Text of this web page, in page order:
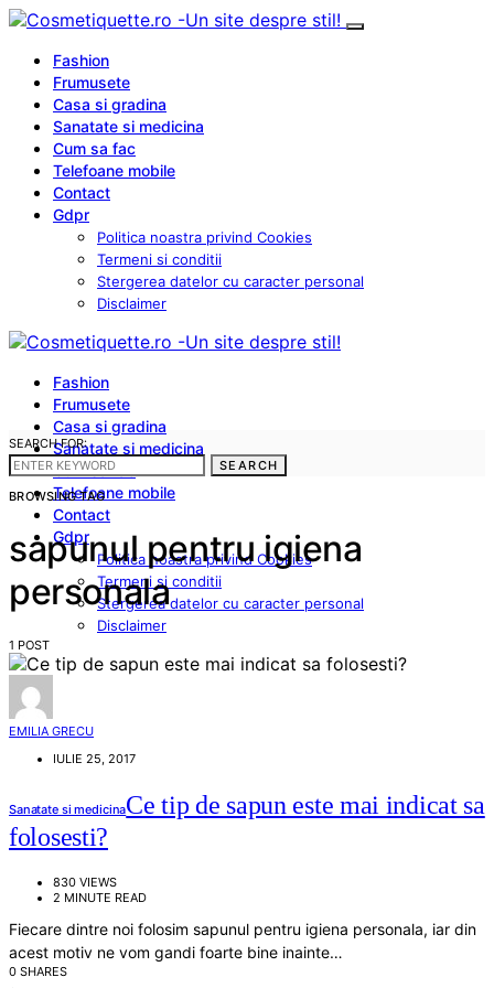
Fashion
Frumusete
Casa si gradina
Sanatate si medicina
Cum sa fac
Telefoane mobile
Contact
Gdpr
Politica noastra privind Cookies
Termeni si conditii
Stergerea datelor cu caracter personal
Disclaimer
Fashion
Frumusete
Casa si gradina
Sanatate si medicina
Cum sa fac
Telefoane mobile
Contact
Gdpr
Politica noastra privind Cookies
Termeni si conditii
Stergerea datelor cu caracter personal
Disclaimer
SEARCH FOR:
SEARCH
BROWSING TAG
sapunul pentru igiena
personala
1 POST
EMILIA GRECU
IULIE 25, 2017
Sanatate si medicinaCe tip de sapun este mai indicat sa
folosesti?
830 VIEWS
2 MINUTE READ
Fiecare dintre noi folosim sapunul pentru igiena personala, iar din
acest motiv ne vom gandi foarte bine inainte…
0 SHARES